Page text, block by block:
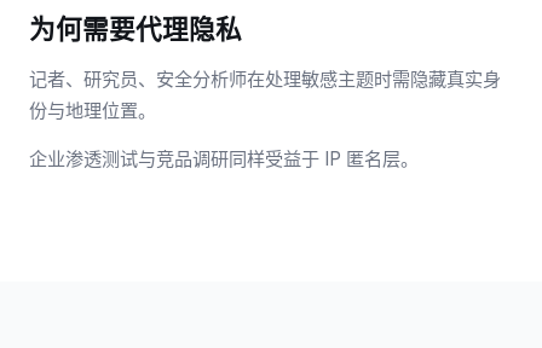
为何需要代理隐私
记者、研究员、安全分析师在处理敏感主题时需隐藏真实身
份与地理位置。
企业渗透测试与竞品调研同样受益于 IP 匿名层。